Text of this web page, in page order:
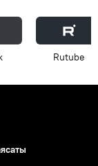
Rutube